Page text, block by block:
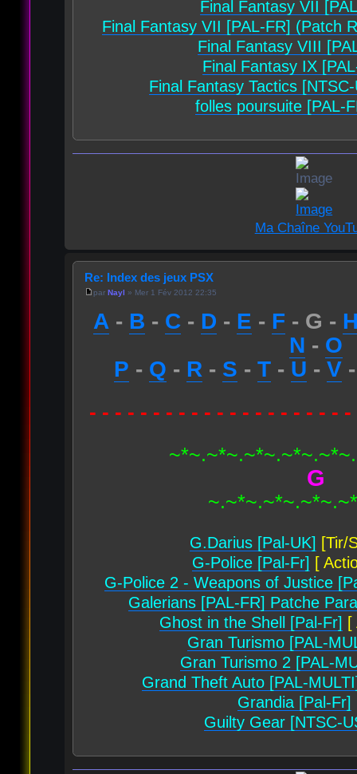
Final Fantasy VII
Final Fantasy VII [PAL-FR] (Patch
Final Fantasy VIII
Final Fantasy IX
Final Fantasy Tactics
folles poursuite [PAL-
Ma Chaîne
Re: Index des jeux PSX
par Nayl » Mer 1 Fév 2012 22:35
A - B - C - D - E - F - G -
N - O
P - Q - R - S - T- U - V
- - - - - - - - - - - - - - - - - - - -
G
G.Darius [Pal-UK] [Tir/
G-Police [Pal-Fr] [
G-Police 2 - Weapons of Justice
Galerians [PAL-FR] Patche
Ghost in the Shell [Pal-Fr] [
Gran Turismo [PAL-
Gran Turismo 2 [PAL-
Grand Theft Auto [PAL-
Grandia [Pal-Fr]
Guilty Gear [NTSC-